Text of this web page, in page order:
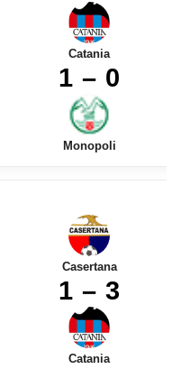
Catania
1 – 0
Monopoli
Casertana
1 – 3
Catania